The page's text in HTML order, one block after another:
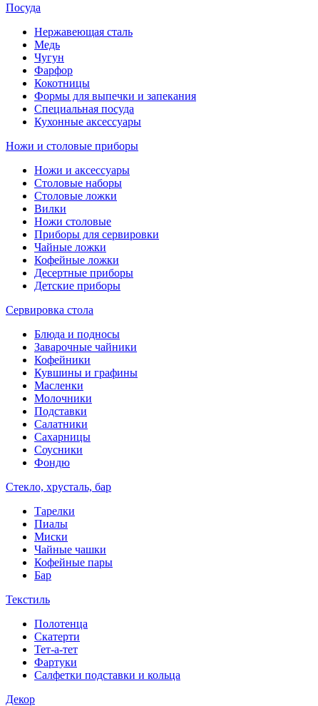
Посуда
Нержавеющая сталь
Медь
Чугун
Фарфор
Кокотницы
Формы для выпечки и запекания
Специальная посуда
Кухонные аксессуары
Ножи и столовые приборы
Ножи и аксессуары
Столовые наборы
Столовые ложки
Вилки
Ножи столовые
Приборы для сервировки
Чайные ложки
Кофейные ложки
Десертные приборы
Детские приборы
Сервировка стола
Блюда и подносы
Заварочные чайники
Кофейники
Кувшины и графины
Масленки
Молочники
Подставки
Салатники
Сахарницы
Соусники
Фондю
Стекло, хрусталь, бар
Тарелки
Пиалы
Миски
Чайные чашки
Кофейные пары
Бар
Текстиль
Полотенца
Скатерти
Тет-а-тет
Фартуки
Салфетки подставки и кольца
Декор